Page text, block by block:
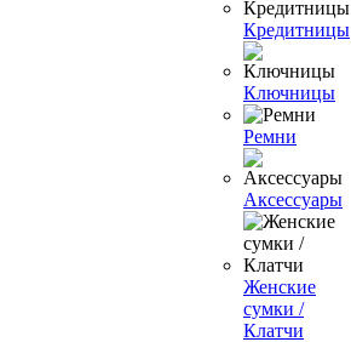
Кредитницы
Ключницы
Ремни
Аксессуары
Женские
сумки /
Клатчи